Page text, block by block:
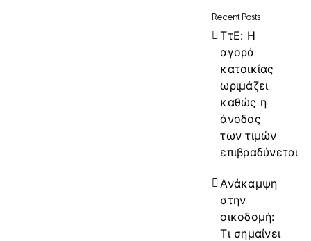
Recent Posts
ΤτΕ: Η
αγορά
κατοικίας
ωριμάζει
καθώς η
άνοδος
των τιμών
επιβραδύνεται
Ανάκαμψη
στην
οικοδομή:
Τι σημαίνει